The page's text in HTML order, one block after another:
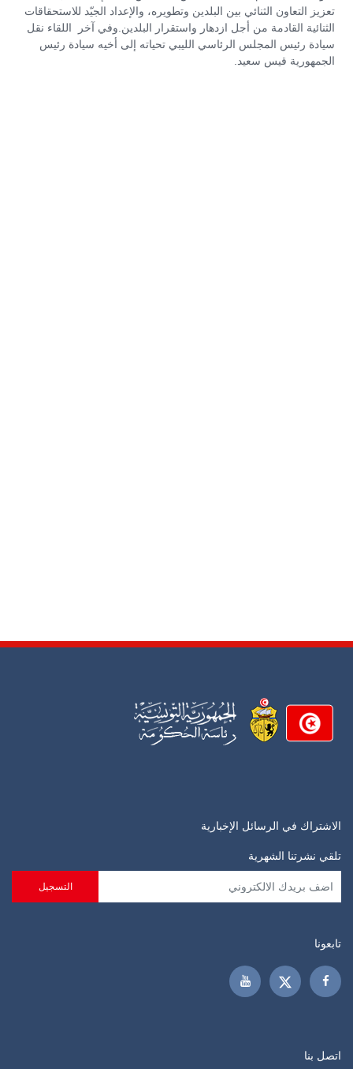
تعزيز التعاون الثنائي بين البلدين وتطويره، والإعداد الجيّد للاستحقاقات
الثنائية القادمة من أجل ازدهار واستقرار البلدين.وفي آخر اللقاء نقل
سيادة رئيس المجلس الرئاسي الليبي تحياته إلى أخيه سيادة رئيس
الجمهورية قيس سعيد.
الاشتراك في الرسائل الإخبارية
تلقي نشرتنا الشهرية
تابعونا
اتصل بنا